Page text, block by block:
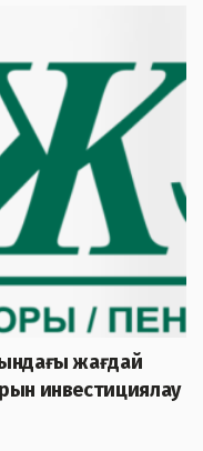
жағдай
инвестициялау